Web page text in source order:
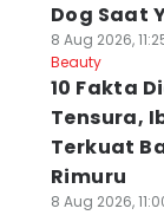
Dog Saat
8 Aug 2026,
Beauty
10 Fakta
Tensura,
Terkuat
Rimuru
8 Aug 2026,